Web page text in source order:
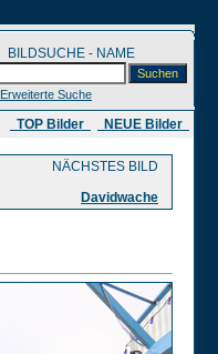
BILDSUCHE - NAME
Erweiterte Suche
​ TOP Bilder NEUE Bilder
NÄCHSTES BILD
Davidwache